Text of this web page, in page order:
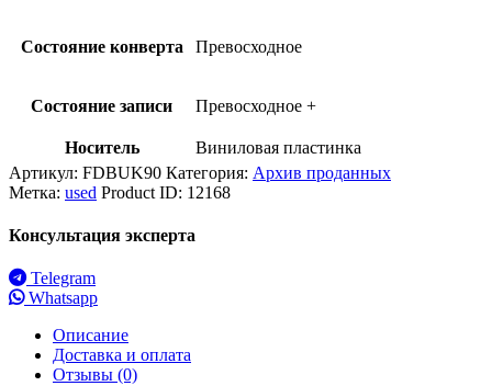
Состояние конверта Превосходное
Состояние записи Превосходное +
Носитель
Виниловая пластинка
Артикул: FDBUK90 Категория: Архив проданных
Метка: used Product ID: 12168
Консультация эксперта
Telegram
Whatsapp
Описание
Доставка и оплата
Отзывы (0)